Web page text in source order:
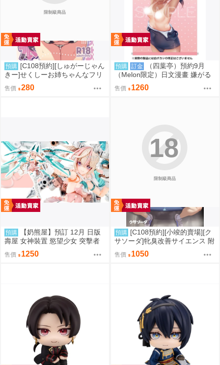
限制級商品
預購 [C108預約][しゅがーじゃん
きー]せくしーお姉ちゃんなフリ
して恥ずかしがりやでおろおろ
なネコマタさんの本 Hololive 同
售價 280
預購 訂金
（四葉亭）預約9月
（Melon限定）日文漫畫 嫌がる
妹を押し倒してイロイロとえっ
ちなことをしたい 特典：B2掛軸
售價 1260
預購
【奶熊屋】預訂 12月 日版
壽屋 女神裝置 慾望少女 突擊者
糖霜 一般版 組裝模型 0810
售價 1250
限制級商品
18
預購 [C108預約][小竣的賣場][ク
サソーダ]牝臭改善サイエンス 附
蜜瓜特典小卡+A5壓克力立牌 同
人誌id=3725858
售價 1050